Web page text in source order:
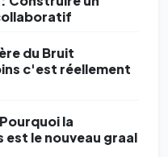
du Bruit
c'est réellement
la
le nouveau graal